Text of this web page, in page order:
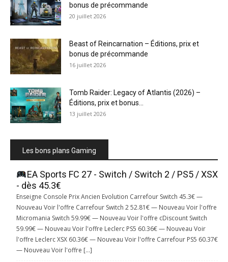
bonus de précommande
20 juillet 2026
Beast of Reincarnation – Éditions, prix et
bonus de précommande
16 juillet 2026
Tomb Raider: Legacy of Atlantis (2026) –
Éditions, prix et bonus...
13 juillet 2026
Les bons plans Gaming
EA Sports FC 27 - Switch / Switch 2 / PS5 / XSX
- dès 45.3€
Enseigne Console Prix Ancien Evolution Carrefour Switch 45.3€ —
Nouveau Voir l'offre Carrefour Switch 2 52.81€ — Nouveau Voir l'offre
Micromania Switch 59.99€ — Nouveau Voir l'offre cDiscount Switch
59.99€ — Nouveau Voir l'offre Leclerc PS5 60.36€ — Nouveau Voir
l'offre Leclerc XSX 60.36€ — Nouveau Voir l'offre Carrefour PS5 60.37€
— Nouveau Voir l'offre […]